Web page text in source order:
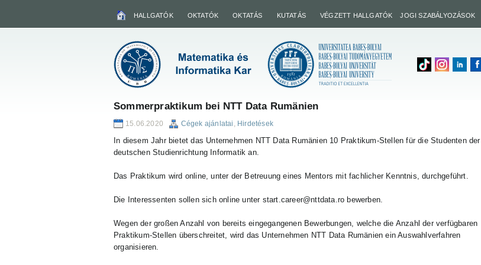
HALLGATÓK OKTATÓK OKTATÁS KUTATÁS VÉGZETT HALLGATÓK JOGI SZABÁLYOZÁSOK
Sommerpraktikum bei NTT Data Rumänien
15.06.2020 Cégek ajánlatai , Hirdetések
In diesem Jahr bietet das Unternehmen NTT Data Rumänien 10 Praktikum-Stellen für die Studenten der
deutschen Studienrichtung Informatik an.
Das Praktikum wird online, unter der Betreuung eines Mentors mit fachlicher Kenntnis, durchgeführt.
Die Interessenten sollen sich online unter start.career@nttdata.ro bewerben.
Wegen der großen Anzahl von bereits eingegangenen Bewerbungen, welche die Anzahl der verfügbaren
Praktikum-Stellen überschreitet, wird das Unternehmen NTT Data Rumänien ein Auswahlverfahren
organisieren.